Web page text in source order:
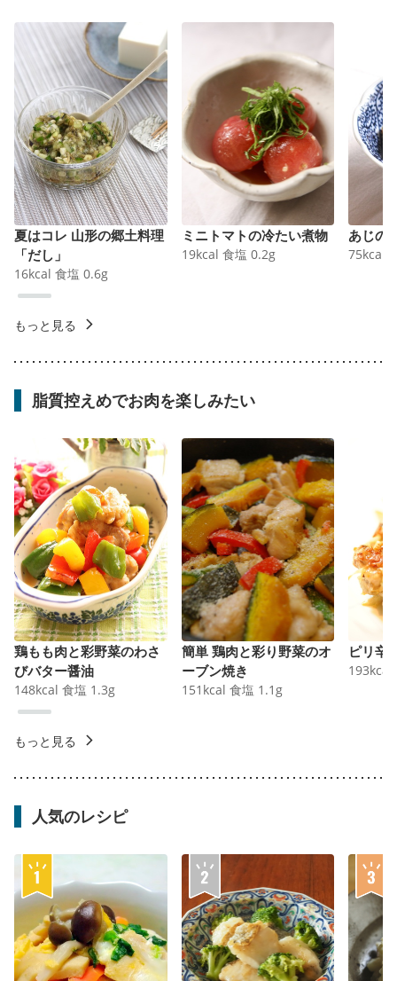
夏はコレ 山形の郷土料理
「だし」
16kcal 食塩 0.6g
ミニトマトの冷たい煮物
19kcal 食塩 0.2g
あじの
75kcal
もっと見る
脂質控えめでお肉を楽しみたい
鶏もも肉と彩野菜のわさ
びバター醤油
148kcal 食塩 1.3g
簡単 鶏肉と彩り野菜のオ
ーブン焼き
151 kcal 食塩 1.1 g
ピリ辛
193kcal
もっと見る
人気のレシピ